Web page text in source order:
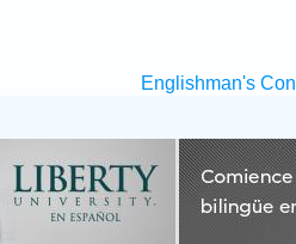
Englishman's